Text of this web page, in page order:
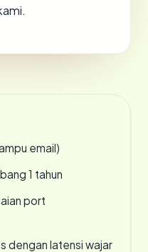
email)
1 tahun
port
dengan latensi wajar